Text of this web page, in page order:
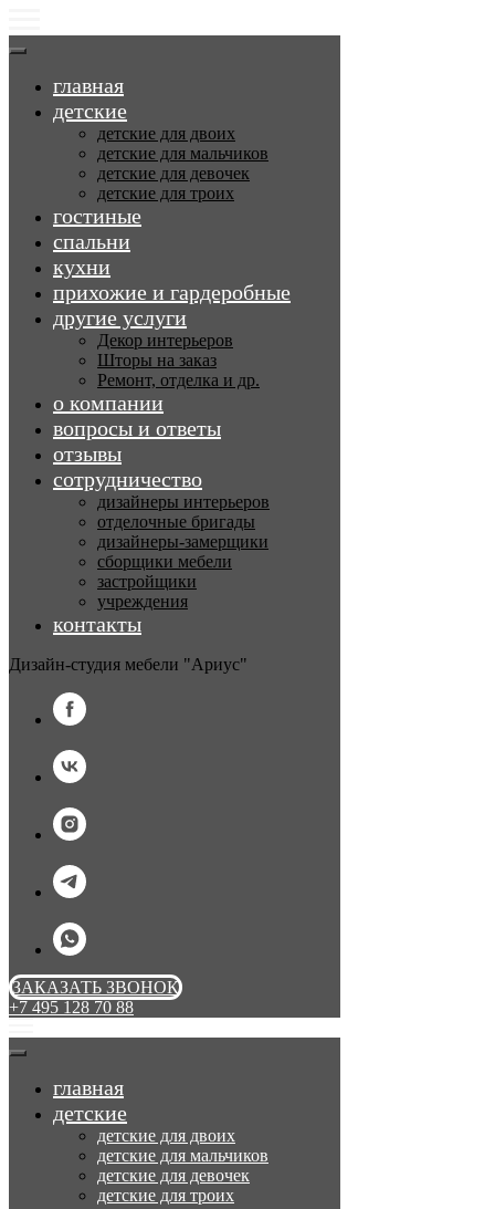
главная
детские
детские для двоих
детские для мальчиков
детские для девочек
детские для троих
гостиные
спальни
кухни
прихожие и гардеробные
другие услуги
Декор интерьеров
Шторы на заказ
Ремонт, отделка и др.
о компании
вопросы и ответы
отзывы
сотрудничество
дизайнеры интерьеров
отделочные бригады
дизайнеры-замерщики
сборщики мебели
застройщики
учреждения
контакты
Дизайн-студия мебели "Ариус"
ЗАКАЗАТЬ ЗВОНОК
+7 495 128 70 88
главная
детские
детские для двоих
детские для мальчиков
детские для девочек
детские для троих